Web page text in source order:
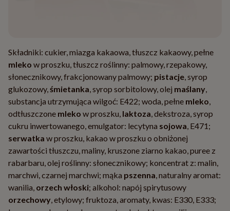
Składniki: cukier, miazga kakaowa, tłuszcz kakaowy, pełne
mleko w proszku, tłuszcz roślinny: palmowy, rzepakowy,
słonecznikowy, frakcjonowany palmowy; pistacje, syrop
glukozowy,śmietanka, syrop sorbitolowy, olej maślany,
substancja utrzymująca wilgoć: E422; woda, pełne mleko,
odtłuszczone mleko w proszku, laktoza, dekstroza, syrop
cukru inwertowanego, emulgator: lecytyna sojowa, E471;
serwatka w proszku, kakao w proszku o obniżonej
zawartości tłuszczu, maliny, kruszone ziarno kakao, puree z
rabarbaru, olej roślinny: słonecznikowy; koncentrat z: malin,
marchwi, czarnej marchwi; mąka pszenna, naturalny aromat:
wanilia, orzech włoski; alkohol: napój spirytusowy
orzechowy, etylowy; fruktoza, aromaty, kwas: E330, E333;